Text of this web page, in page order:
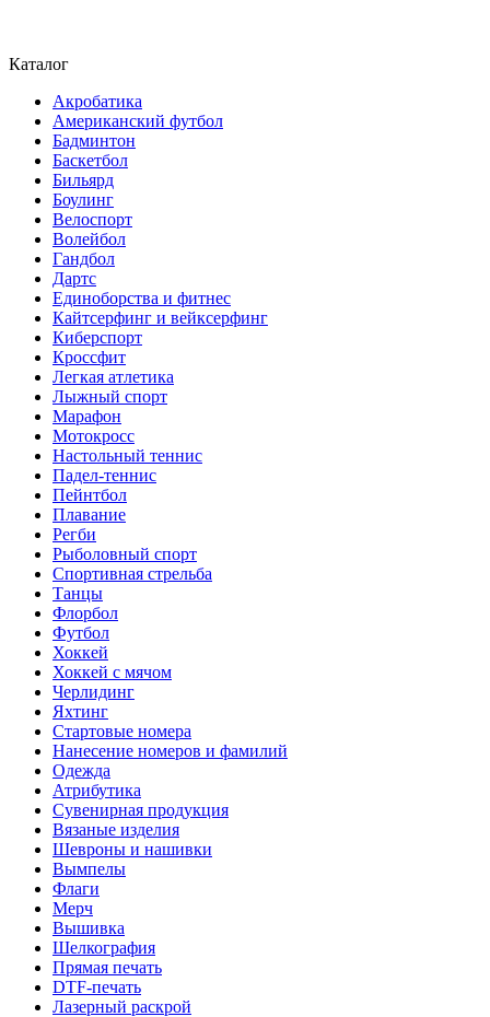
Каталог
Акробатика
Американский футбол
Бадминтон
Баскетбол
Бильярд
Боулинг
Велоспорт
Волейбол
Гандбол
Дартс
Единоборства и фитнес
Кайтсерфинг и вейксерфинг
Киберспорт
Кроссфит
Легкая атлетика
Лыжный спорт
Марафон
Мотокросс
Настольный теннис
Падел-теннис
Пейнтбол
Плавание
Регби
Рыболовный спорт
Спортивная стрельба
Танцы
Флорбол
Футбол
Хоккей
Хоккей с мячом
Черлидинг
Яхтинг
Стартовые номера
Нанесение номеров и фамилий
Одежда
Атрибутика
Сувенирная продукция
Вязаные изделия
Шевроны и нашивки
Вымпелы
Флаги
Мерч
Вышивка
Шелкография
Прямая печать
DTF-печать
Лазерный раскрой